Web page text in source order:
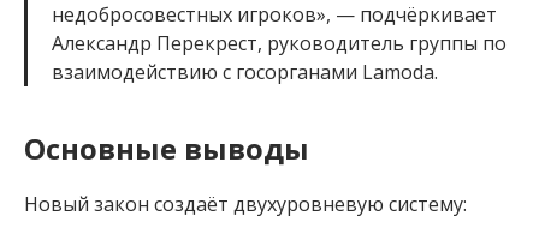
недобросовестных игроков», — подчёркивает
Александр Перекрест, руководитель группы по
взаимодействию с госорганами Lamoda.
Основные выводы
Новый закон создаёт двухуровневую систему: